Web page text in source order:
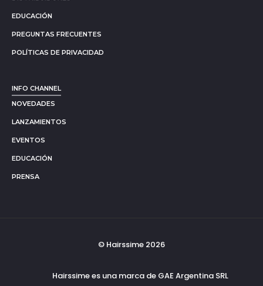
EDUCACIÓN
PREGUNTAS FRECUENTES
POLÍTICAS DE PRIVACIDAD
INFO CHANNEL
NOVEDADES
LANZAMIENTOS
EVENTOS
EDUCACIÓN
PRENSA
© Hairssime 2026
Hairssime es una marca de GAE Argentina SRL